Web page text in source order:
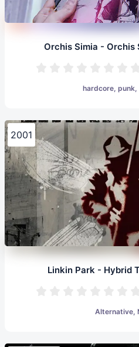
Orchis Simia - Orchis
hardcore,
2001
Linkin Park - Hybrid
Alternative,